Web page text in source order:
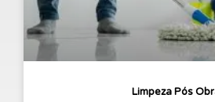
Limpeza Pós